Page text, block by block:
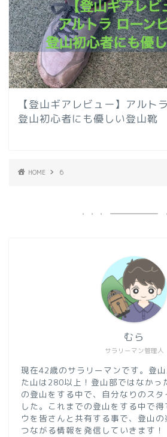
【登山ギアレビュー】アルト
登山初心者にも優しい登山靴
HOME 6
サラリーマン管理人
むら
現在42歳のサラリーマンです。登
た山は280以上！登山部ではなかっ
の登山をする中で、自分なりのス
した。これまでの登山をする中で
ウを皆さんと共有する事で、登山
つながる情報を発信していきます！